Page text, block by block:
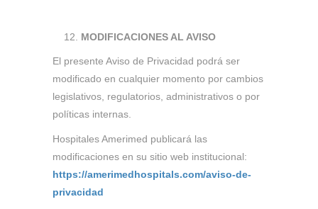
MODIFICACIONES AL AVISO
El presente Aviso de Privacidad podrá ser
modificado en cualquier momento por cambios
legislativos, regulatorios, administrativos o por
políticas internas.
Hospitales Amerimed publicará las
modificaciones en su sitio web institucional:
https://amerimedhospitals.com/aviso-de-
privacidad